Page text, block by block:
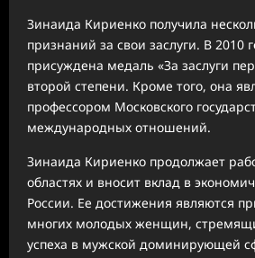
Зинаида Кириенко получила
признаний за свои заслуги. В 2010
присуждена медаль «За заслуги
второй степени. Кроме того, она
профессором Московского
международных отношений.
Зинаида Кириенко продолжает
областях и вносит вклад в
России. Ее достижения являются
многих молодых женщин,
успеха в мужской доминирующей